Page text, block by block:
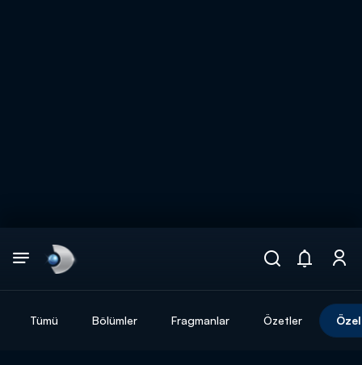
Tümü Bölümler Fragmanlar Özetler